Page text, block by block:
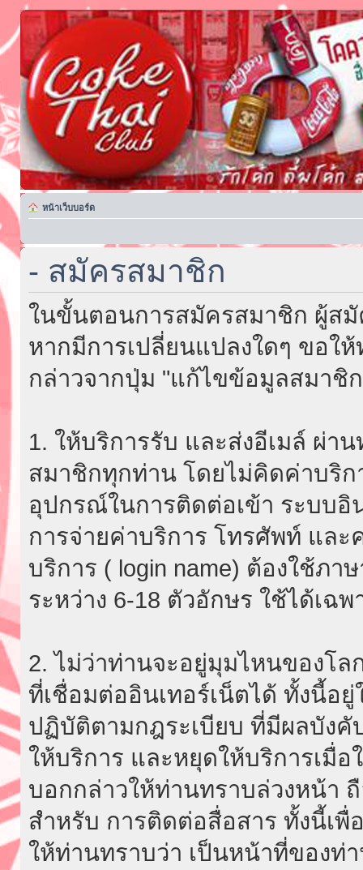
หน้าเว็บบอร์ด
- สมัครสมาชิก
ในขั้นตอนการสมัครสมาชิก ผู้ส
หากมีการเปลี่ยนแปลงใดๆ ขอใ
กล่าวจากปุ่ม "แก้ไขข้อมูลสมาชิ
1. ให้บริการรับ และส่งอีเมล์ ผ่า
สมาชิกทุกท่าน โดยไม่คิดค่าบริก
อุปกรณ์ในการติดต่อเข้า ระบบอิ
การจ่ายค่าบริการ โทรศัพท์ และ
บริการ ( login name) ต้องใช้ภ
ระหว่าง 6-18 ตัวอักษร ใช้ได้เฉ
2. ไม่ว่าท่านจะอยู่มุมไหนของโล
ที่เชื่อมต่ออินเทอร์เน็ตได้ ทั้งนี้อ
ปฏิบัติตามกฎระเบียบ ที่มีผลบังคั
ให้บริการ และหยุดให้บริการเมื่
บอกกล่าวให้ท่านทราบล่วงหน้า
สำหรับ การติดต่อสื่อสาร ทั้งนี้เพื่
ให้ท่านทราบว่า เป็นหน้าที่ของท่